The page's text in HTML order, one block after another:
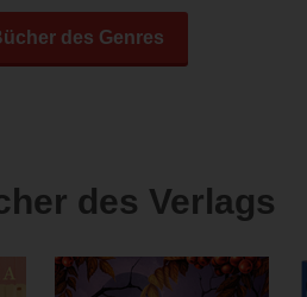
des Genres
des Verlags